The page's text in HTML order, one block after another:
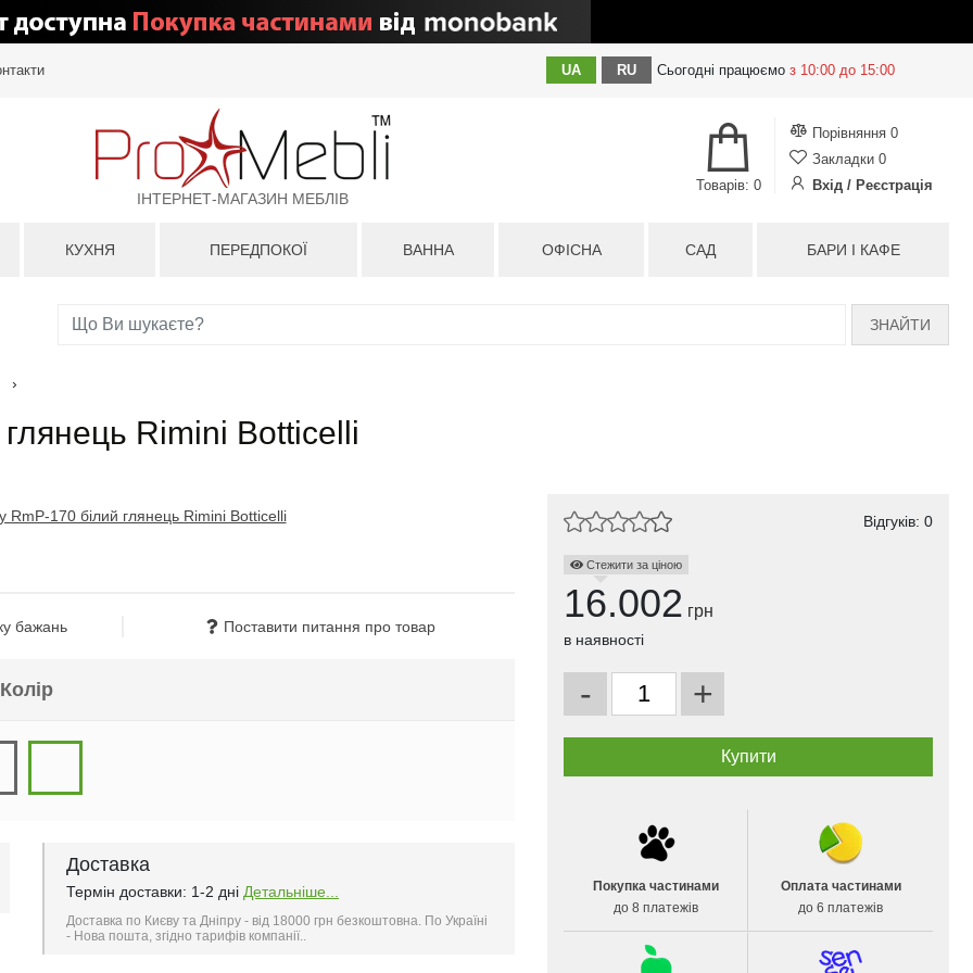
UA RU Сьогодні працюємо з 10:00 до 15:00
ІНТЕРНЕТ-МАГАЗИН МЕБЛІВ
Порівняння 0
Закладки 0
Вхід / Реєстрація
Товарів: 0
КУХНЯ ПЕРЕДПОКОЇ ВАННА ОФІСНА САД БАРИ І КАФЕ
ЗНАЙТИ
›
Rimini Botticelli
бажань Поставити питання про товар
Колір
Доставка
Термін доставки: 1-2 дні Детальніше...
Доставка по Києву та Дніпру - від 18000 грн безкоштовна. По Україні
- Нова пошта, згідно тарифів компанії..
Відгуків: 0
Стежити за ціною
16.002 грн
в наявності
- +
Покупка частинами
до 8 платежів
Оплата частинами
до 6 платежів